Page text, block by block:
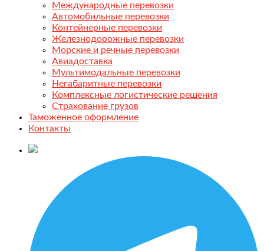
Международные перевозки
Автомобильные перевозки
Контейнерные перевозки
Железнодорожные перевозки
Морские и речные перевозки
Авиадоставка
Мультимодальные перевозки
Негабаритные перевозки
Комплексные логистические решения
Страхование грузов
Таможенное оформление
Контакты